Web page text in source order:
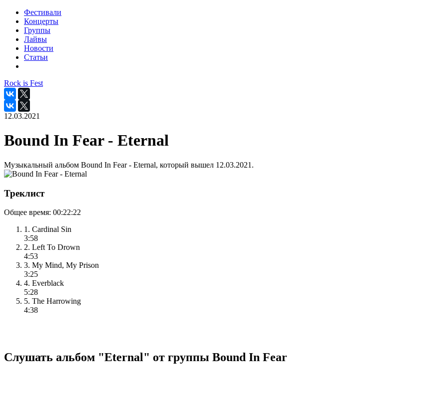
Фестивали
Концерты
Группы
Лайвы
Новости
Статьи
Rock is Fest
12.03.2021
Bound In Fear - Eternal
Музыкальный альбом Bound In Fear - Eternal, который вышел 12.03.2021.
Треклист
Общее время: 00:22:22
1. Cardinal Sin
3:58
2. Left To Drown
4:53
3. My Mind, My Prison
3:25
4. Everblack
5:28
5. The Harrowing
4:38
Слушать альбом "Eternal" от группы Bound In Fear